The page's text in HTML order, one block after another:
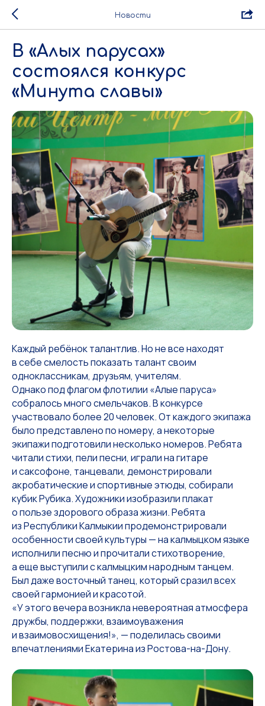
Новости
В «Алых парусах»
состоялся конкурс
«Минута славы»
Каждый ребёнок талантлив. Но не все находят
в себе смелость показать талант своим
одноклассникам, друзьям, учителям.
Однако под флагом флотилии «Алые паруса»
собралось много смельчаков. В конкурсе
участвовало более 20 человек. От каждого экипажа
было представлено по номеру, а некоторые
экипажи подготовили несколько номеров. Ребята
читали стихи, пели песни, играли на гитаре
и саксофоне, танцевали, демонстрировали
акробатические и спортивные этюды, собирали
кубик Рубика. Художники изобразили плакат
о пользе здорового образа жизни. Ребята
из Республики Калмыкии продемонстрировали
особенности своей культуры — на калмыцком языке
исполнили песню и прочитали стихотворение,
а еще выступили с калмыцким народным танцем.
Был даже восточный танец, который сразил всех
своей гармонией и красотой.
«У этого вечера возникла невероятная атмосфера
дружбы, поддержки, взаимоуважения
и взаимовосхищения!», — поделилась своими
впечатлениями Екатерина из Ростова-на-Дону.